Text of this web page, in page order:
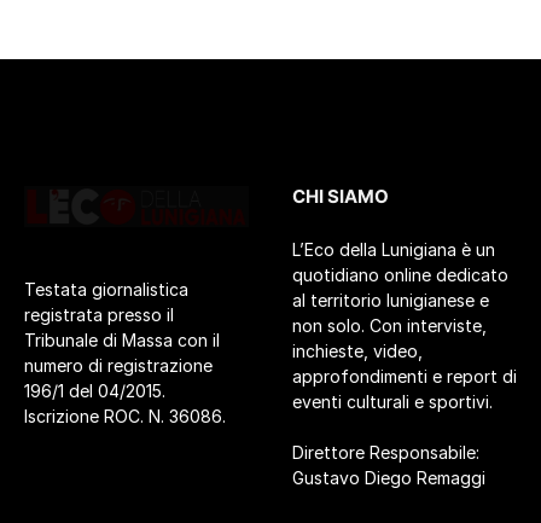
Testata giornalistica
registrata presso il
Tribunale di Massa con il
numero di registrazione
196/1 del 04/2015.
Iscrizione ROC. N. 36086.
CHI SIAMO
L’Eco della Lunigiana è un
quotidiano online dedicato
al territorio lunigianese e
non solo. Con interviste,
inchieste, video,
approfondimenti e report di
eventi culturali e sportivi.
Direttore Responsabile:
Gustavo Diego Remaggi